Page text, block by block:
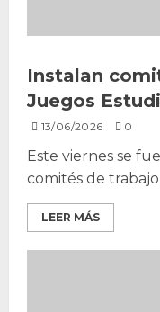
Instalan
Juegos
13/06/2026 0
Este viernes se
comités de trabajo
LEER MÁS